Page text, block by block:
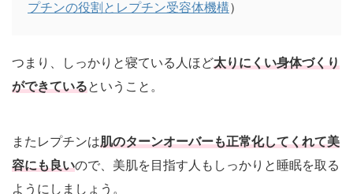
プチンの役割とレプチン受容体機構）
つまり、しっかりと寝ている人ほど太りにくい身体づくり
ができているということ。
またレプチンは肌のターンオーバーも正常化してくれて美
容にも良いので、美肌を目指す人もしっかりと睡眠を取る
ようにしましょう。